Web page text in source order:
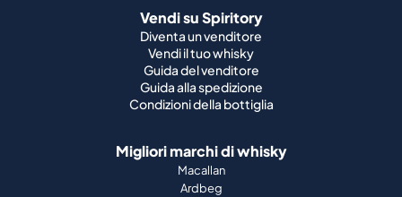
Vendi su Spiritory
Diventa un venditore
Vendi il tuo whisky
Guida del venditore
Guida alla spedizione
Condizioni della bottiglia
Migliori marchi di whisky
Macallan
Ardbeg